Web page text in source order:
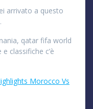
arrivato a questo
qatar fifa world
classifiche c’è
Morocco Vs